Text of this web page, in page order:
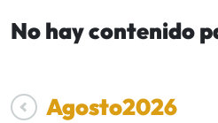
No hay contenido
Agosto2026